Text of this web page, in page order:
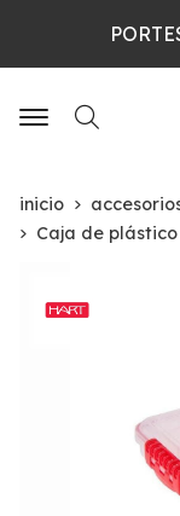
Buscar
inicio
Caja de